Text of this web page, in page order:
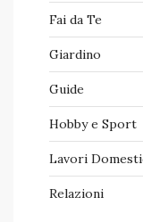
Fai da Te
Giardino
Guide
Hobby e Sport
Lavori
Relazioni